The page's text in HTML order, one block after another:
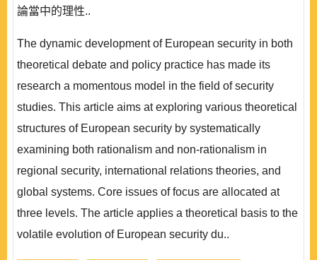
論當中的理性..
The dynamic development of European security in both
theoretical debate and policy practice has made its
research a momentous model in the field of security
studies. This article aims at exploring various theoretical
structures of European security by systematically
examining both rationalism and non-rationalism in
regional security, international relations theories, and
global systems. Core issues of focus are allocated at
three levels. The article applies a theoretical basis to the
volatile evolution of European security du..